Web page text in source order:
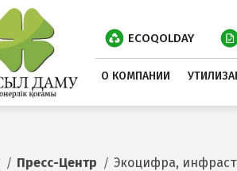
ECOQOLDAY
О КОМПАНИИ
Пресс-Центр Экоцифра,